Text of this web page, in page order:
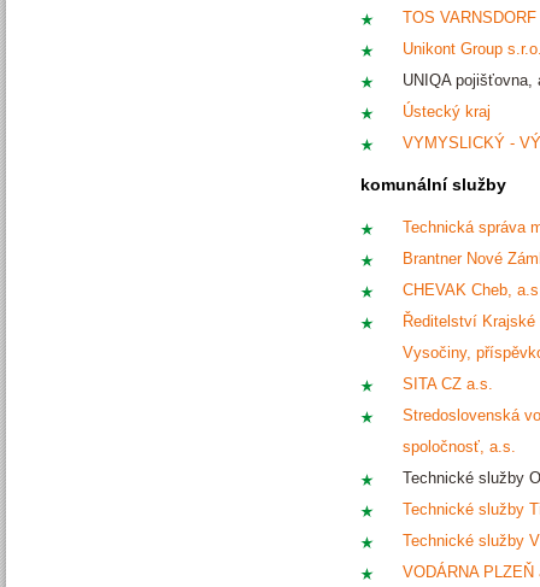
TOS
Unikont Group
UNIQA pojišťovna,
Ústecký kraj
VYMYSLICKÝ -
komunální služby
Technická správa
Brantner Nové
CHEVAK Cheb,
Ředitelství
Vysočiny,
SITA CZ a.s.
Stredoslovenská
spoločnosť, a.s.
Technické služby
Technické služby
Technické služby
VODÁRNA PLZEŇ